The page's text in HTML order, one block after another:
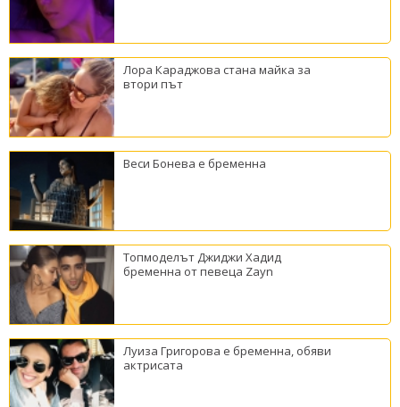
Лора Караджова стана майка за
втори път
Веси Бонева е бременна
Топмоделът Джиджи Хадид
бременна от певеца Zayn
Луиза Григорова е бременна, обяви
актрисата